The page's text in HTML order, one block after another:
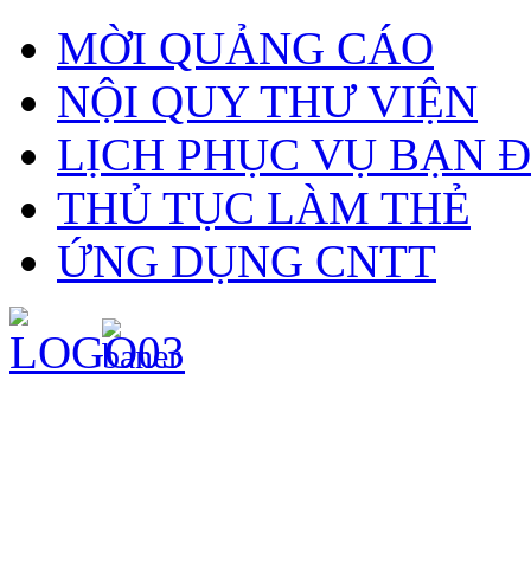
MỜI QUẢNG CÁO
NỘI QUY THƯ VIỆN
LỊCH PHỤC VỤ BẠN
THỦ TỤC LÀM THẺ
ỨNG DỤNG CNTT